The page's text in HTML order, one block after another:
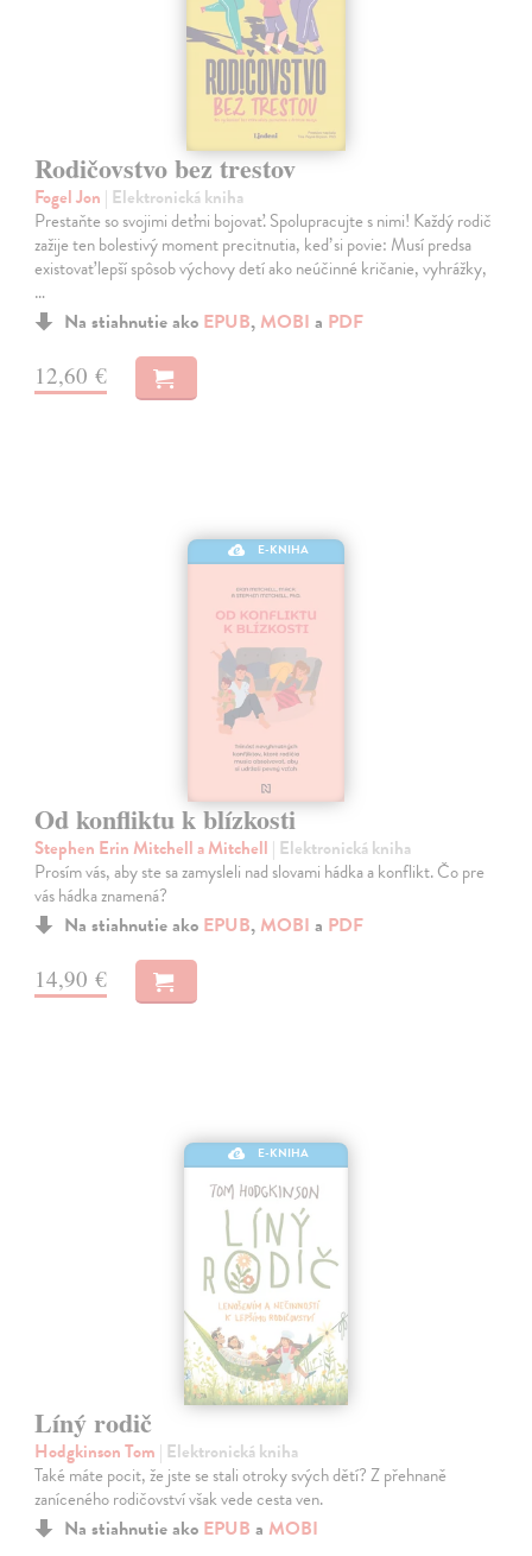
Rodičovstvo bez trestov
Fogel Jon | Elektronická kniha
Prestaňte so svojimi deťmi bojovať. Spolupracujte s nimi! Každý rodič
zažije ten bolestivý moment precitnutia, keď si povie: Musí predsa
existovať lepší spôsob výchovy detí ako neúčinné kričanie, vyhrážky,
…
Na stiahnutie ako EPUB, MOBI a PDF
12,60 €
E-KNIHA
Od konfliktu k blízkosti
Stephen Erin Mitchell a Mitchell | Elektronická kniha
Prosím vás, aby ste sa zamysleli nad slovami hádka a konflikt. Čo pre
vás hádka znamená?
Na stiahnutie ako EPUB, MOBI a PDF
14,90 €
E-KNIHA
Líný rodič
Hodgkinson Tom | Elektronická kniha
Také máte pocit, že jste se stali otroky svých dětí? Z přehnaně
zaníceného rodičovství však vede cesta ven.
Na stiahnutie ako EPUB a MOBI